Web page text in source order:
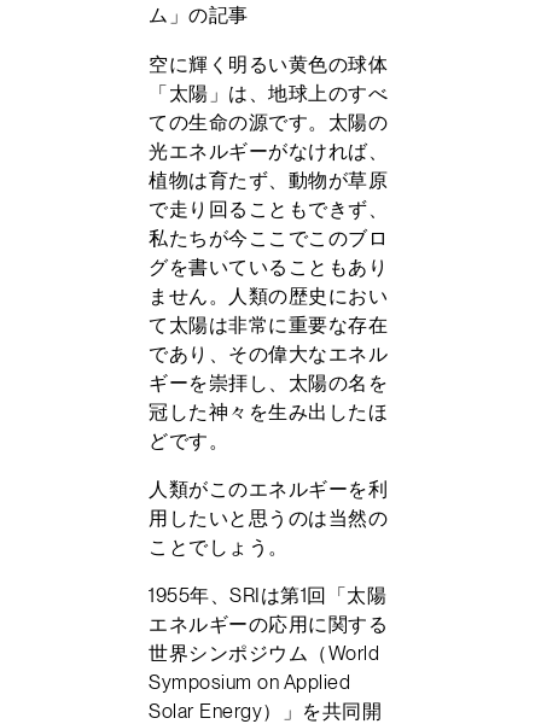
ム」の記事
空に輝く明るい黄色の球体
「太陽」は、地球上のすべ
ての生命の源です。太陽の
光エネルギーがなければ、
植物は育たず、動物が草原
で走り回ることもできず、
私たちが今ここでこのブロ
グを書いていることもあり
ません。人類の歴史におい
て太陽は非常に重要な存在
であり、その偉大なエネル
ギーを崇拝し、太陽の名を
冠した神々を生み出したほ
どです。
人類がこのエネルギーを利
用したいと思うのは当然の
ことでしょう。
1955年、SRIは第1回「太陽
エネルギーの応用に関する
世界シンポジウム（World
Symposium on Applied
Solar Energy）」を共同開